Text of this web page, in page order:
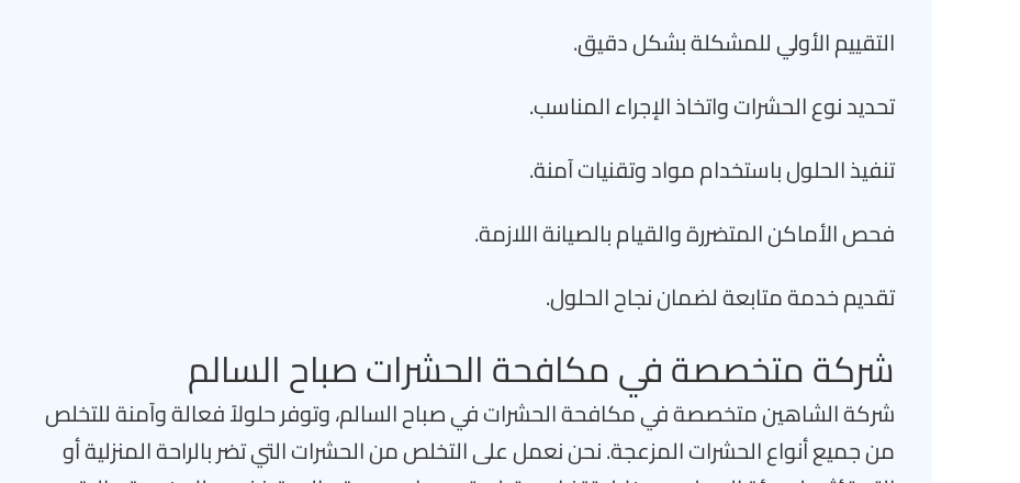
التقييم الأولي للمشكلة بشكل دقيق.
تحديد نوع الحشرات واتخاذ الإجراء المناسب.
تنفيذ الحلول باستخدام مواد وتقنيات آمنة.
فحص الأماكن المتضررة والقيام بالصيانة اللازمة.
تقديم خدمة متابعة لضمان نجاح الحلول.
شركة متخصصة في مكافحة الحشرات صباح السالم
شركة الشاهين متخصصة في مكافحة الحشرات في صباح السالم، وتوفر حلولاً فعالة وآمنة للتخلص
من جميع أنواع الحشرات المزعجة. نحن نعمل على التخلص من الحشرات التي تضر بالراحة المنزلية أو